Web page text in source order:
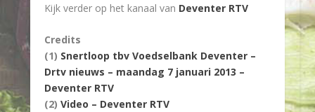
Kijk verder op het kanaal van Deventer RTV
Credits
(1) Snertloop tbv Voedselbank Deventer –
Drtv nieuws – maandag 7 januari 2013 –
Deventer RTV
(2) Video – Deventer RTV